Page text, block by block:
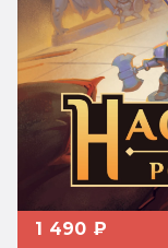
1 490 ₽